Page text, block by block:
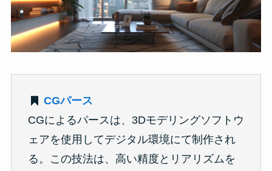
CGパース
CGによるパースは、3Dモデリングソフトウ
ェアを使用してデジタル環境にて制作され
る。この技法は、高い精度とリアリズムを